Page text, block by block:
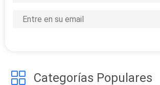
Categorías Populares